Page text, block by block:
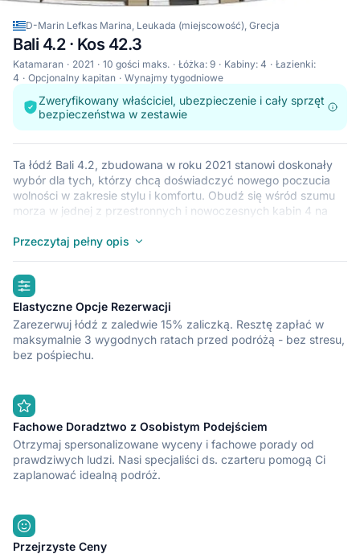
D-Marin Lefkas Marina, Leukada (miejscowość), Grecja
Bali 4.2 · Kos 42.3
Katamaran 2021 10 gości maks. Łóżka: 9 Kabiny: 4
Łazienki:
4
Opcjonalny kapitan Wynajmy tygodniowe
Zweryfikowany właściciel, ubezpieczenie i cały sprzęt
bezpieczeństwa w zestawie
Ta łódź Bali 4.2, zbudowana w roku 2021 stanowi doskonały
wybór dla tych, którzy chcą doświadczyć nowego poczucia
wolności w zakresie stylu i komfortu. Obudź się wśród szumu
morza w jednej z przestronnych i nowoczesnych kabin 4 na
idealny do żeglowania z przyjaciółmi i rodziną. Łódź Bali 4.2
(miejscowość)), która jest dogodnym punktem wyjściowym do
zwiedzania statkiem krajów takich jak Grecja. Miłego rejsu.
Przeczytaj pełny opis
highlights
Elastyczne Opcje Rezerwacji
Zarezerwuj łódź z zaledwie 15% zaliczką. Resztę zapłać w
maksymalnie 3 wygodnych ratach przed podróżą - bez stresu,
bez pośpiechu.
Fachowe Doradztwo z Osobistym Podejściem
Otrzymaj spersonalizowane wyceny i fachowe porady od
prawdziwych ludzi. Nasi specjaliści ds. czarteru pomogą Ci
zaplanować idealną podróż.
Przejrzyste Ceny